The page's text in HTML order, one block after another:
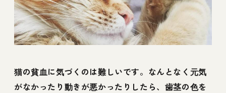
猫の貧血に気づくのは難しいです。なんとなく元気
がなかったり動きが悪かったりしたら、歯茎の色を